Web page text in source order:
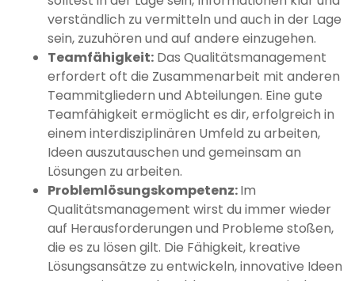
verständlich zu vermitteln und auch in der Lage
sein, zuzuhören und auf andere einzugehen.
Teamfähigkeit: Das Qualitätsmanagement
erfordert oft die Zusammenarbeit mit anderen
Teammitgliedern und Abteilungen. Eine gute
Teamfähigkeit ermöglicht es dir, erfolgreich in
einem interdisziplinären Umfeld zu arbeiten,
Ideen auszutauschen und gemeinsam an
Lösungen zu arbeiten.
Problemlösungskompetenz:Im
Qualitätsmanagement wirst du immer wieder
auf Herausforderungen und Probleme stoßen,
die es zu lösen gilt. Die Fähigkeit, kreative
Lösungsansätze zu entwickeln, innovative Ideen